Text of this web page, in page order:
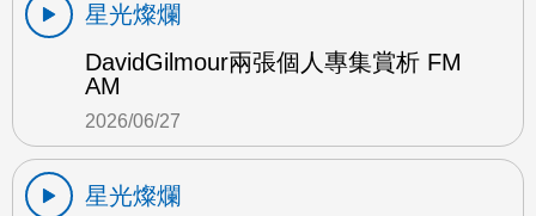
星光燦爛
DavidGilmour兩張個人專集賞析 FM
AM
2026/06/27
星光燦爛